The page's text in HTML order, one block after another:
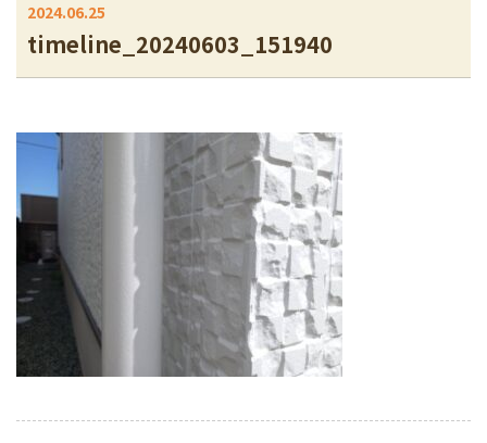
2024.06.25
timeline_20240603_151940